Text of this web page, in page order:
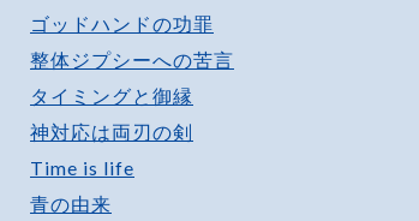
ゴッドハンドの功罪
整体ジプシーへの苦言
タイミングと御縁
神対応は両刃の剣
Time is life
青の由来